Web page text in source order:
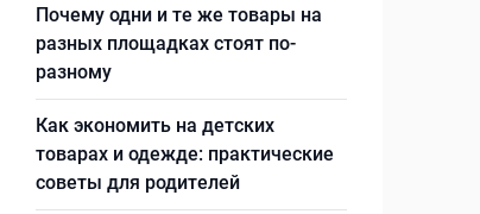
Почему одни и те же товары на
разных площадках стоят по-
разному
Как экономить на детских
товарах и одежде: практические
советы для родителей